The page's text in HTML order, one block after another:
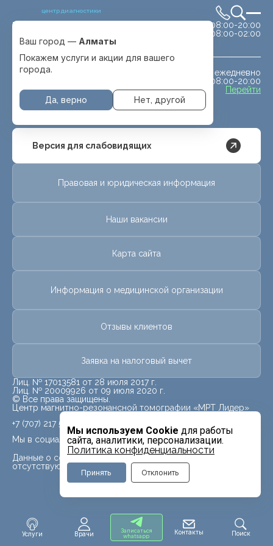
центр диагностики
Выбрать город
с. Отеген батыра
сб-вс 08:00-20:00
08:00-02:00
ежедневно
08:00-20:00
Перейти
Ваш город — Алматы
Покажем услуги и акции для вашего
города.
Да, верно Нет, другой
Услуги Врачи
Записаться
whatsapp
Контакты Поиск
Мы используем Cookie для работы
сайта, аналитики, персонализации.
Политика конфиденциальности
Принять Отклонить
Версия для слабовидящих
Правовая и юридическая информация
Наши вакансии
Карта сайта
Информация о медицинской организации
Отзывы клиентов
Заявка на налоговый вычет
Лиц. № 17013581 от 28 июля 2017 г.
Лиц. № 20009926 от 09 июля 2020 г.
© Все права защищены.
Центр магнитно-резонансной томографии «МРТ Лидер»
Мы в социальных сетях
Данные о социальных сетях для данного филиала
отсутствуют
+7 (707) 217 5840